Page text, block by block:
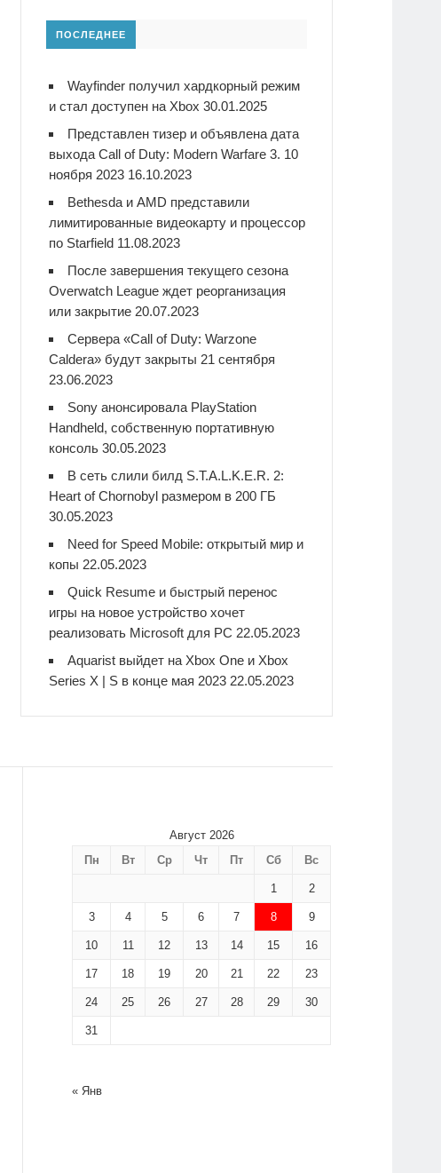
ПОСЛЕДНЕЕ
Wayfinder получил хардкорный режим
и стал доступен на Xbox 30.01.2025
Представлен тизер и объявлена дата
выхода Call of Duty: Modern Warfare 3. 10
ноября 2023 16.10.2023
Bethesda и AMD представили
лимитированные видеокарту и процессор
по Starfield 11.08.2023
После завершения текущего сезона
Overwatch League ждет реорганизация
или закрытие 20.07.2023
Сервера «Call of Duty: Warzone
Caldera» будут закрыты 21 сентября
23.06.2023
Sony анонсировала PlayStation
Handheld, собственную портативную
консоль 30.05.2023
В сеть слили билд S.T.A.L.K.E.R. 2:
Heart of Chornobyl размером в 200 ГБ
30.05.2023
Need for Speed Mobile: открытый мир и
копы 22.05.2023
Quick Resume и быстрый перенос
игры на новое устройство хочет
реализовать Microsoft для PC 22.05.2023
Aquarist выйдет на Xbox One и Xbox
Series X | S в конце мая 2023 22.05.2023
Август 2026
Пн
Вт Ср Чт Пт Сб Вс
1 2
3 4 5 6 7 8 9
10 11 12 13 14 15 16
17 18 19 20 21 22 23
24 25 26 27 28 29 30
31
« Янв